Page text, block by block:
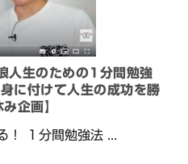
人生のための1分間勉強
に付けて人生の成功を勝
企画】
！ １分間勉強法 ...